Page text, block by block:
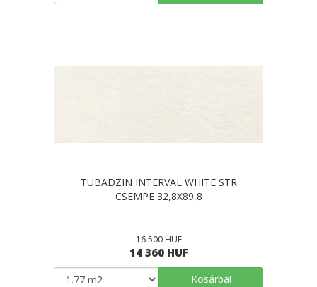
TUBADZIN INTERVAL WHITE STR
CSEMPE 32,8X89,8
16 500 HUF
14 360 HUF
Kosárba!